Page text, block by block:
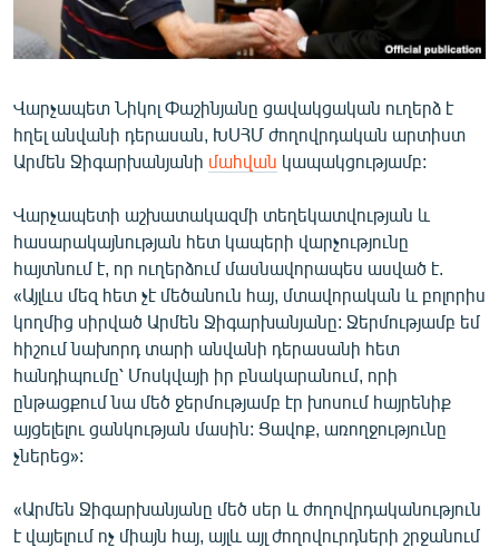
ՄԵԿՆԱԲԱՆՈՒԹՅՈՒՆ
ԿՈՐՈՆԱՎԻՐՈՒՍ
ԱՐԽԻՎ
ԲԱՆԱՎԵՃ
ՁԳՏԵԼՈՎ ԼԱՎԱԳՈՒՅՆԻՆ
ՓՈԴՔԱՍԹ
Հայերեն
English
Русский
ՀԵՏԵՎԵՔ ՄԵԶ
Վարչապետ Նիկոլ Փաշինյանը ցավակցական ուղերձ է
հղել անվանի դերասան, ԽՍՀՄ ժողովրդական արտիստ
Արմեն Ջիգարխանյանի մահվան կապակցությամբ:
Վարչապետի աշխատակազմի տեղեկատվության և
հասարակայնության հետ կապերի վարչությունը
հայտնում է, որ ուղերձում մասնավորապես ասված է.
«Այլևս մեզ հետ չէ մեծանուն հայ, մտավորական և բոլորիս
կողմից սիրված Արմեն Ջիգարխանյանը: Ջերմությամբ եմ
հիշում նախորդ տարի անվանի դերասանի հետ
հանդիպումը՝ Մոսկվայի իր բնակարանում, որի
ընթացքում նա մեծ ջերմությամբ էր խոսում հայրենիք
այցելելու ցանկության մասին: Ցավոք, առողջությունը
չներեց»:
«Արմեն Ջիգարխանյանը մեծ սեր և ժողովրդականություն
է վայելում ոչ միայն հայ, այլև այլ ժողովուրդների շրջանում